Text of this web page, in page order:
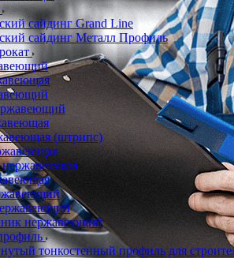
сайдинг Grand Line
сайдинг Металл Профиль
(штрипс)
нержавеющая
нержавеющий
тонкостенный профиль для